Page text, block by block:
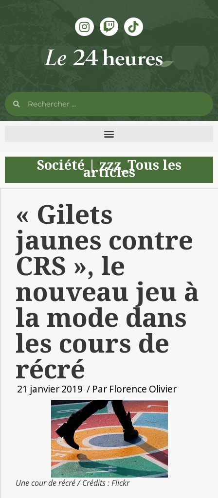
Société|zzz_Tous les
articles
« Gilets
jaunes contre
CRS », le
nouveau jeu à
la mode dans
les cours de
récré
21 janvier 2019 / Par Florence Olivier
Une cour de récré / Crédits : Flickr